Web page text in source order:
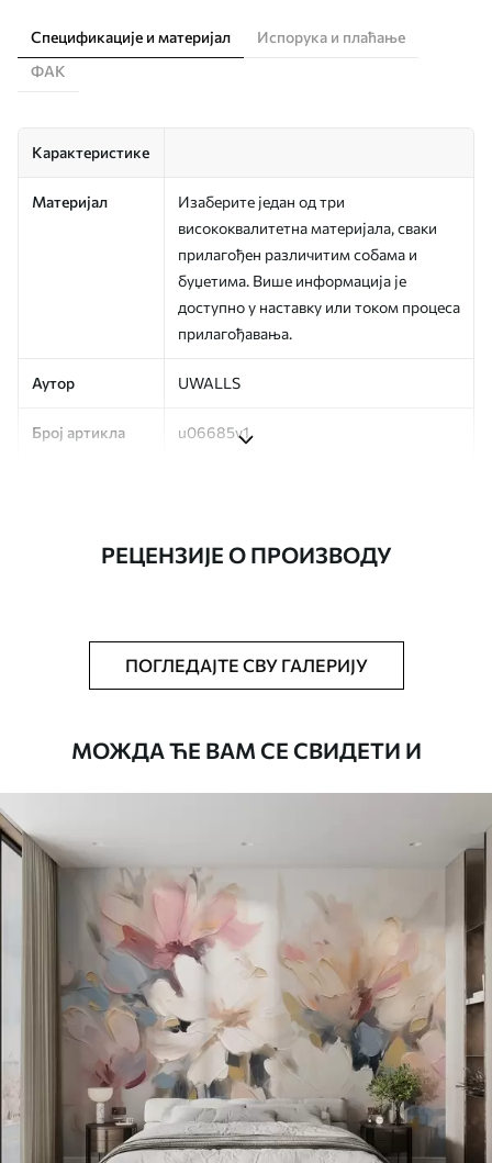
Спецификације и материјал
Испорука и плаћање
ФАК
Карактеристике
Материјал
Изаберите један од три
висококвалитетна материјала, сваки
прилагођен различитим собама и
буџетима. Више информација је
доступно у наставку или током процеса
прилагођавања.
Аутор UWALLS
Број артикла u06685v1
величини, исечена на идентичне траке
тапете.
обрадом лакова могу се очистити
Начин примене
Доступни материјали
Стандард
4472.42 2683.45 RSD /m²
Премиум
.003315.00RSD/m²
Премиум
РЕЦЕНЗИЈЕ О ПРОИЗВОДУ
ПОГЛЕДАЈТЕ СВУ ГАЛЕРИЈУ
МОЖДА ЋЕ ВАМ СЕ СВИДЕТИ И